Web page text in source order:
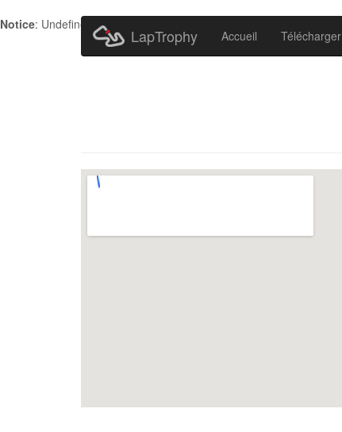
Notice: Undefined index: HTTP_ACCEPT_LANGUAGE in
LapTrophy Accueil Télécharger